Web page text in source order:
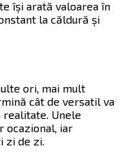
își arată valoarea în
la căldură și
ori, mai mult
cât de versatil va
Unele
ocazional, iar
zi de zi.